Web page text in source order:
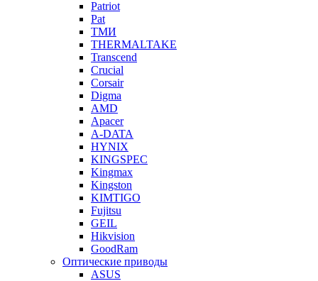
Patriot
Pat
ТМИ
THERMALTAKE
Transcend
Crucial
Corsair
Digma
AMD
Apacer
A-DATA
HYNIX
KINGSPEC
Kingmax
Kingston
KIMTIGO
Fujitsu
GEIL
Hikvision
GoodRam
Оптические приводы
ASUS